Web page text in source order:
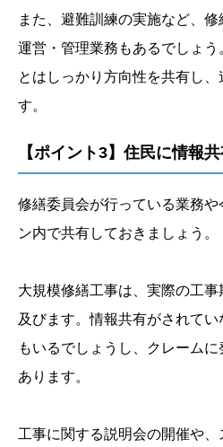
また、避難訓練の実施など、
運営・管理業務もあるでしょ
とはしっかり方向性を共有し
す。
【ポイント3】住民に情報
修繕委員会が行っている業務
ン内で共有しておきましょう。
大規模修繕工事は、実際の工
及びます。情報共有がされて
もいるでしょうし、クレーム
あります。
工事に関する説明会の開催や